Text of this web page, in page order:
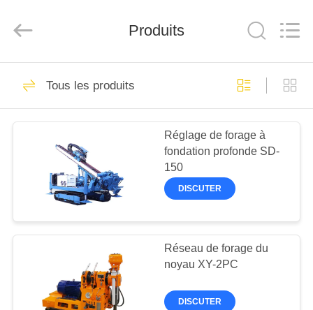
MAISON
PRODUITS
SHOW
AU
NOUS
Sinovo
Heavy
Briseur hydraulique
installations de
forage rotatif
68
Produits
Tous les produits
Réglage de forage à
fondation profonde SD-
150
DISCUTER
Réseau de forage du
noyau XY-2PC
DISCUTER